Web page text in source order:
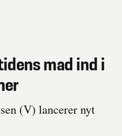
mad ind i
(V) lancerer nyt